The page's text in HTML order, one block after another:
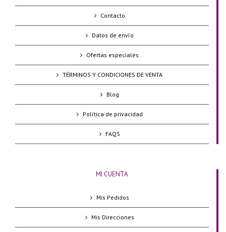
Contacto
Datos de envío
Ofertas especiales
TÉRMINOS Y CONDICIONES DE VENTA
Blog
Política de privacidad
FAQS
MI CUENTA
Mis Pedidos
Mis Direcciones